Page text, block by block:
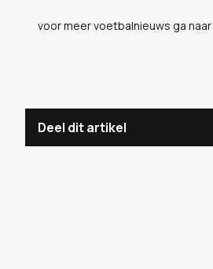
voor meer voetbalnieuws ga naar
Deel dit artikel